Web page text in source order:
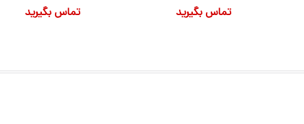
ظرفیت 1 ترابایت فرم فاکتور
تماس بگیرید تماس بگیرید